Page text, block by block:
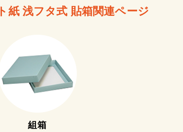
紙 浅フタ式 貼箱関連ページ
組箱